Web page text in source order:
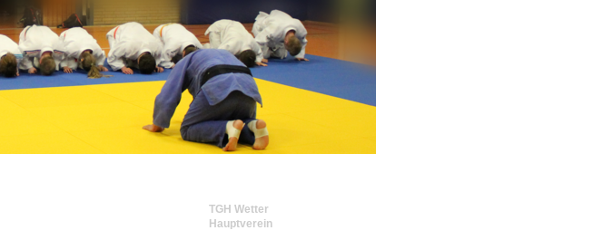
TGH Wetter
Hauptverein